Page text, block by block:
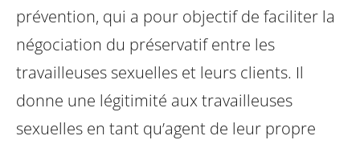
prévention, qui a pour objectif de faciliter la
négociation du préservatif entre les
travailleuses sexuelles et leurs clients. Il
donne une légitimité aux travailleuses
sexuelles en tant qu’agent de leur propre